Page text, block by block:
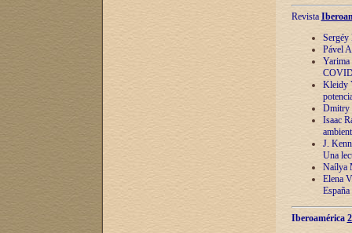
Revista
Sergéy
Pável
Yarima
Kleidy
Dmitry
Isaac
J.
Una
Naílya
Elena
España
Iberoamérica